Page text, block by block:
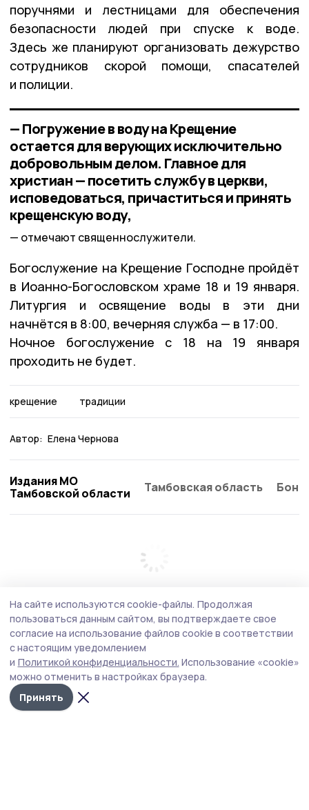
поручнями и лестницами для обеспечения
безопасности людей при спуске к воде.
Здесь же планируют организовать дежурство
сотрудников скорой помощи, спасателей
и полиции.
— Погружение в воду на Крещение
остается для верующих исключительно
добровольным делом. Главное для
христиан — посетить службу в церкви,
исповедоваться, причаститься и принять
крещенскую воду,
отмечают священнослужители.
Богослужение на Крещение Господне пройдёт
в Иоанно-Богословском храме 18 и 19 января.
Литургия и освящение воды в эти дни
начнётся в 8:00, вечерняя служба — в 17:00.
Ночное богослужение с 18 на 19 января
проходить не будет.
крещение традиции
Автор: Елена Чернова
Издания МО
Тамбовской области
Тамбовская область
На сайте используются cookie-файлы. Продолжая
пользоваться данным сайтом, вы подтверждаете свое
согласие на использование файлов cookie в соответствии
с настоящим уведомлением
и Политикой конфиденциальности. Использование «cookie»
можно отменить в настройках браузера.
Принять